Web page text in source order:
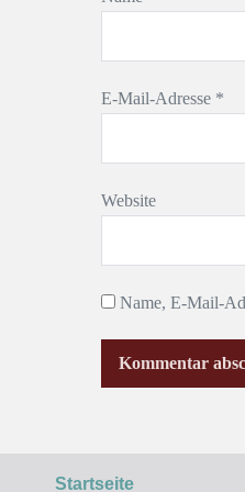
E-Mail-Adresse *
Website
Name, E-Mail-
Startseite